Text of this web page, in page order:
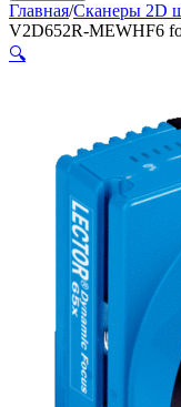
Главная/Сканеры 2D
V2D652R-MEWHF6
🔍